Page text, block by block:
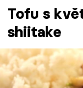
Témata
Recepty
Tofu s
shiitake